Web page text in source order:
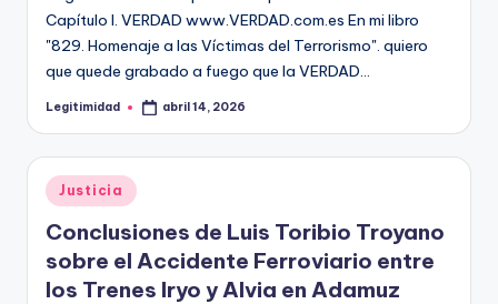
Capítulo I. VERDAD www.VERDAD.com.es En mi libro
"829. Homenaje a las Víctimas del Terrorismo". quiero
que quede grabado a fuego que la VERDAD…
Publicado
Legitimidad abril 14, 2026
Publicado
en
Justicia
Conclusiones de Luis Toribio Troyano
sobre el Accidente Ferroviario entre
los Trenes Iryo y Alvia en Adamuz